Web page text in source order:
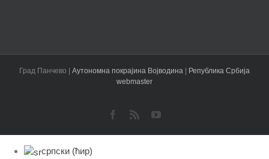
Град Панчево | Аутономна покрајина Војводина
Република Србија
webmaster
Facebook
Rss YouTube
српски (ћир)